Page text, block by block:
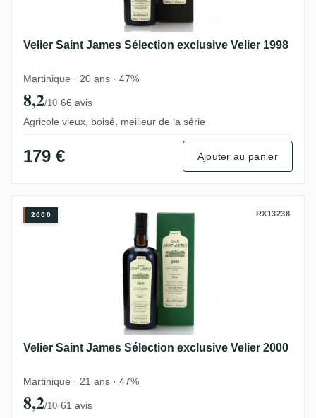
Velier Saint James Sélection exclusive Velier 1998
Martinique · 20 ans · 47%
8,2/10·66 avis
Agricole vieux, boisé, meilleur de la série
179 € Ajouter au panier
Velier Saint James Sélection exclusive
2000 RX13238
Velier Saint James Sélection exclusive Velier 2000
Martinique · 21 ans · 47%
8,2/10·61 avis